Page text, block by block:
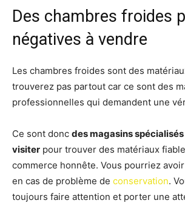
Des chambres froides
négatives à vendre
Les chambres froides sont des
trouverez pas partout car ce sont des
professionnelles qui demandent une
Ce sont donc des magasins
visiter pour trouver des matériaux
commerce honnête. Vous pourriez
en cas de problème de conservation.
toujours faire attention et porter une